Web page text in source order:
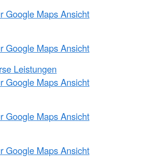
Google Maps Ansicht
Google Maps Ansicht
Leistungen
Google Maps Ansicht
Google Maps Ansicht
Google Maps Ansicht